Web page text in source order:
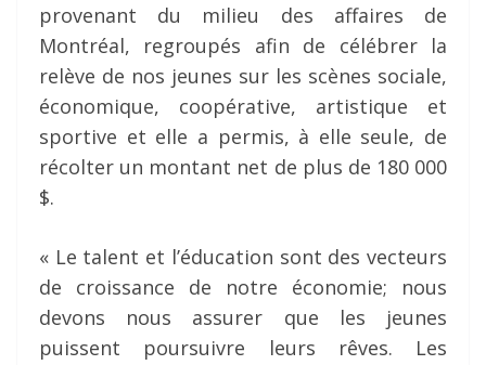
provenant du milieu des affaires de
Montréal, regroupés afin de célébrer la
relève de nos jeunes sur les scènes sociale,
économique, coopérative, artistique et
sportive et elle a permis, à elle seule, de
récolter un montant net de plus de 180 000
$.
« Le talent et l’éducation sont des vecteurs
de croissance de notre économie; nous
devons nous assurer que les jeunes
puissent poursuivre leurs rêves. Les